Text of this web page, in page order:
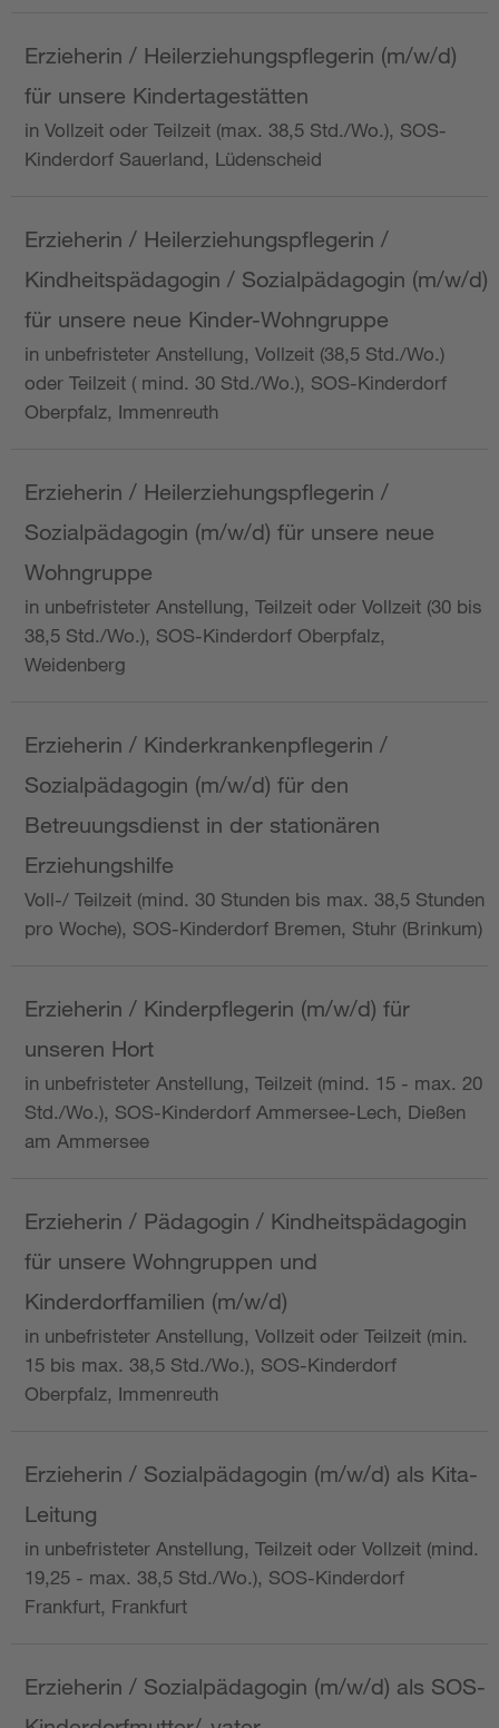
Erzieherin / Heilerziehungspflegerin (m/w/d)
für unsere Kindertagestätten
in Vollzeit oder Teilzeit (max. 38,5 Std./Wo.), SOS-
Kinderdorf Sauerland, Lüdenscheid
Erzieherin / Heilerziehungspflegerin /
Kindheitspädagogin / Sozialpädagogin (m/w/d)
für unsere neue Kinder-Wohngruppe
in unbefristeter Anstellung, Vollzeit (38,5 Std./Wo.)
oder Teilzeit ( mind. 30 Std./Wo.), SOS-Kinderdorf
Oberpfalz, Immenreuth
Erzieherin / Heilerziehungspflegerin /
Sozialpädagogin (m/w/d) für unsere neue
Wohngruppe
in unbefristeter Anstellung, Teilzeit oder Vollzeit (30 bis
38,5 Std./Wo.), SOS-Kinderdorf Oberpfalz,
Weidenberg
Erzieherin / Kinderkrankenpflegerin /
Sozialpädagogin (m/w/d) für den
Betreuungsdienst in der stationären
Erziehungshilfe
Voll-/ Teilzeit (mind. 30 Stunden bis max. 38,5 Stunden
pro Woche), SOS-Kinderdorf Bremen, Stuhr (Brinkum)
Erzieherin / Kinderpflegerin (m/w/d) für
unseren Hort
in unbefristeter Anstellung, Teilzeit (mind. 15 - max. 20
Std./Wo.), SOS-Kinderdorf Ammersee-Lech, Dießen
am Ammersee
Erzieherin / Pädagogin / Kindheitspädagogin
für unsere Wohngruppen und
Kinderdorffamilien (m/w/d)
in unbefristeter Anstellung, Vollzeit oder Teilzeit (min.
15 bis max. 38,5 Std./Wo.), SOS-Kinderdorf
Oberpfalz, Immenreuth
Erzieherin / Sozialpädagogin (m/w/d) als Kita-
Leitung
in unbefristeter Anstellung, Teilzeit oder Vollzeit (mind.
19,25 - max. 38,5 Std./Wo.), SOS-Kinderdorf
Frankfurt, Frankfurt
Erzieherin / Sozialpädagogin (m/w/d) als SOS-